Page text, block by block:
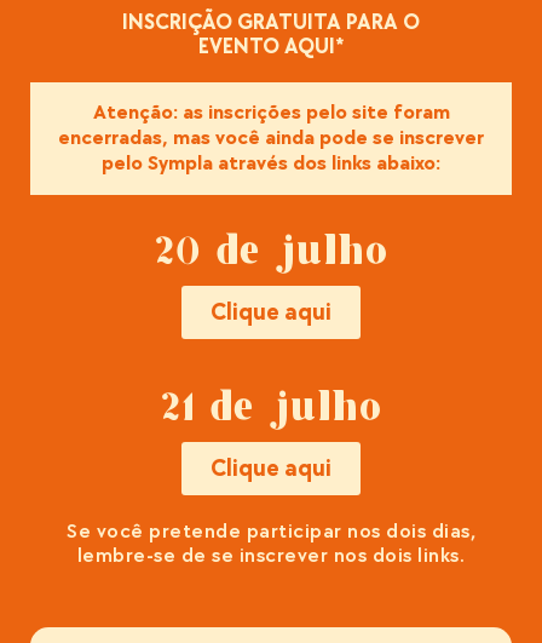
INSCRIÇÃO GRATUITA PARA O
EVENTO AQUI*
Atenção: as inscrições pelo site foram
encerradas, mas você ainda pode se inscrever
pelo Sympla através dos links abaixo:
20 de julho
Clique aqui
21 de julho
Clique aqui
Se você pretende participar nos dois dias,
lembre-se de se inscrever nos dois links.